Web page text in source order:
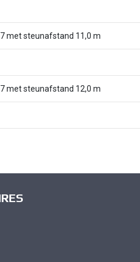
met steunafstand 11,0 m
met steunafstand 12,0 m